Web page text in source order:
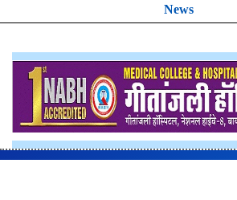
News